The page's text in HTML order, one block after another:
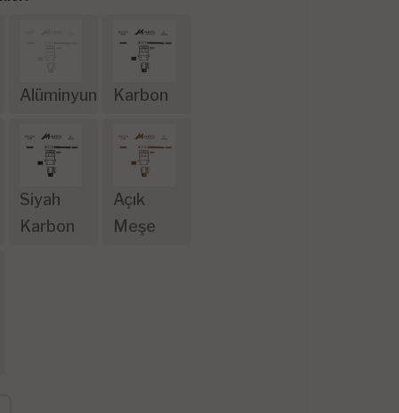
Alüminyum Karbon
Siyah
Karbon
Açık
Meşe